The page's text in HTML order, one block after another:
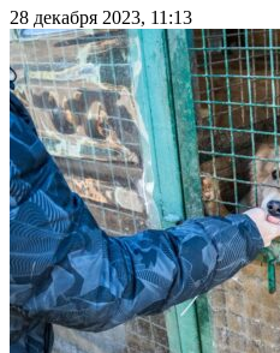
28 декабря 2023, 11:13